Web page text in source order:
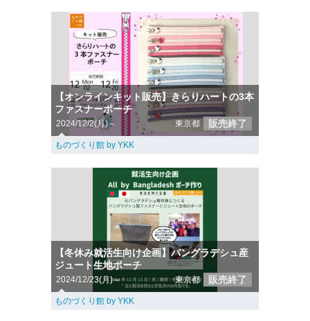
【オンラインキット販売】きらりハートの3本
ファスナーポーチ
2024/12/2(月)～ 東京都 販売終了
ものづくり館 by YKK
【冬休み就活生向け企画】バングラデシュ産
ジュート生地ポーチ
2024/12/23(月)～ 東京都 販売終了
ものづくり館 by YKK